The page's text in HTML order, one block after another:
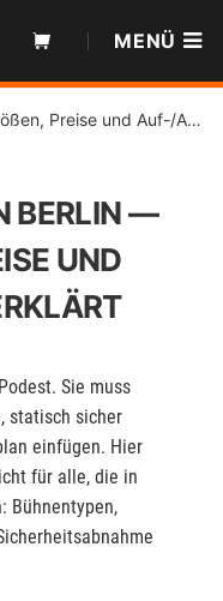
MENÜ
und Auf-/Abbau erklärt
BERLIN —
UND A
Sie muss
statisch sicher
einfügen. Hier
für alle, die in
Bühnentypen,